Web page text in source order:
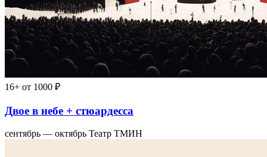
16+ от 1000 ₽
Двое в небе + стюардесса
сентябрь — октябрь Театр ТМИН